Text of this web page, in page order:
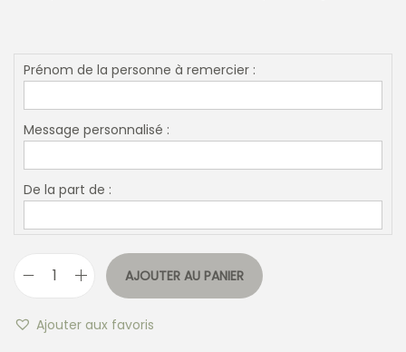
Prénom de la personne à remercier :
Message personnalisé :
De la part de :
AJOUTER AU PANIER
Ajouter aux favoris